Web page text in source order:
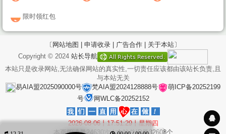
限时领红包
〔网站地图 | 申请收录 | 广告合作 | 关于本站〕
Copyright © 2024 站长导航
本站只是收录网站,无法确保网站的真实性,一切责任应该都由该站长负责,且
与本站无关
易AIA盟2025090000号
梵AIA盟2024128888号
萌ICP备20252199
号
网WLC备20252152
2026-08-06丨17:51:29丨星期四
本页阅读量24630 次 | 本站总IP量32608个